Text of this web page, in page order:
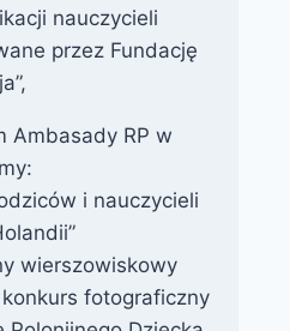
nauczycieli
przez Fundację
Ambasady RP w
i nauczycieli
wierszowiskowy
fotograficzny